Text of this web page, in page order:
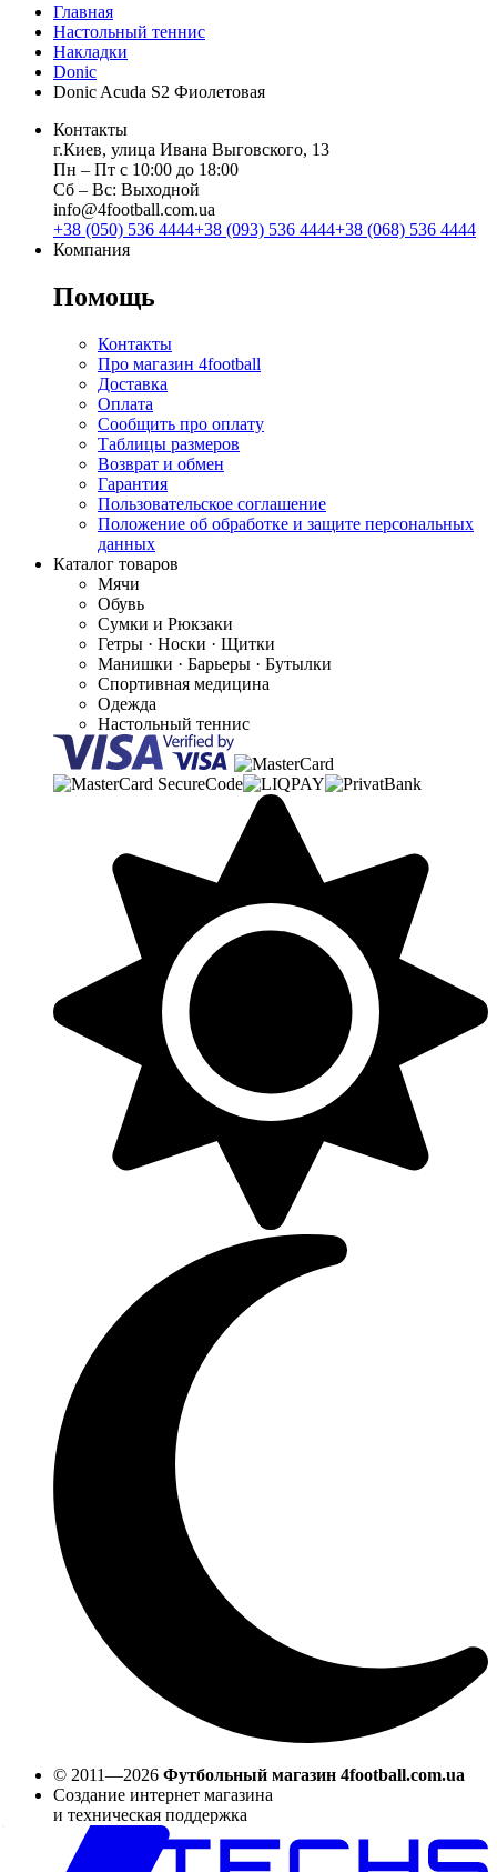
Главная
Настольный теннис
Накладки
Donic
Donic Acuda S2 Фиолетовая
Контакты
г.Киев, улица Ивана Выговского, 13
Пн ‒ Пт с 10:00 до 18:00
Сб ‒ Вс: Выходной
info@4football.com.ua
+38 (050) 536 4444+38 (093) 536 4444+38 (068) 536 4444
Компания
Помощь
Контакты
Про магазин 4football
Доставка
Оплата
Сообщить про оплату
Таблицы размеров
Возврат и обмен
Гарантия
Пользовательское соглашение
Положение об обработке и защите персональных
данных
Каталог товаров
Мячи
Обувь
Сумки и Рюкзаки
Гетры · Носки · Щитки
Манишки · Барьеры · Бутылки
Спортивная медицина
Одежда
Настольный теннис
© 2011—2026 Футбольный магазин 4football.com.ua
Создание интернет магазина
и техническая поддержка